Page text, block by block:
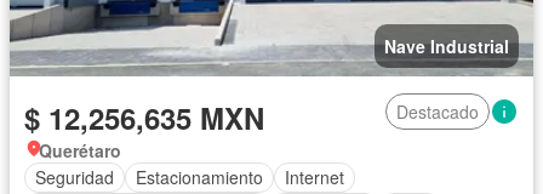
Nave Industrial
$ 12,256,635 MXN
Destacado
Querétaro
Seguridad
Estacionamiento
Internet